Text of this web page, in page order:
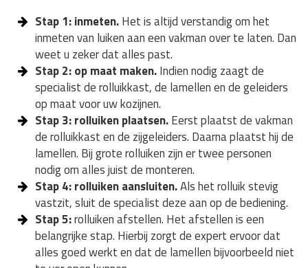
Stap 1: inmeten.Het is altijd verstandig om het
inmeten van luiken aan een vakman over te laten. Dan
weet u zeker dat alles past.
Stap 2: op maat maken.Indien nodig zaagt de
specialist de rolluikkast, de lamellen en de geleiders
op maat voor uw kozijnen.
Stap 3: rolluiken plaatsen.Eerst plaatst de vakman
de rolluikkast en de zijgeleiders. Daarna plaatst hij de
lamellen. Bij grote rolluiken zijn er twee personen
nodig om alles juist de monteren.
Stap 4: rolluiken aansluiten.Als het rolluik stevig
vastzit, sluit de specialist deze aan op de bediening.
Stap 5:rolluiken afstellen. Het afstellen is een
belangrijke stap. Hierbij zorgt de expert ervoor dat
alles goed werkt en dat de lamellen bijvoorbeeld niet